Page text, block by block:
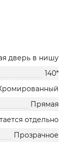
дверь в нишу
140*
Прямая
отдельно
Прозрачное